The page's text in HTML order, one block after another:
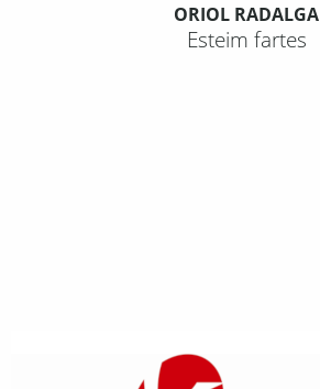
ORIOL RADALGA
Esteim fartes